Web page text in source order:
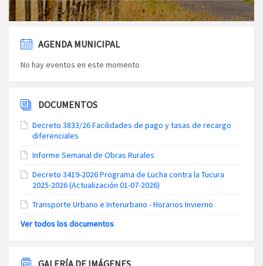
AGENDA MUNICIPAL
No hay eventos en este momento
DOCUMENTOS
Decreto 3833/26 Facilidades de pago y tasas de recargo
diferenciales
Informe Semanal de Obras Rurales
Decreto 3419-2026 Programa de Lucha contra la Tucura
2025-2026 (Actualización 01-07-2026)
Transporte Urbano e Interurbano - Horarios Invierno
Ver todos los documentos
GALERÍA DE IMÁGENES